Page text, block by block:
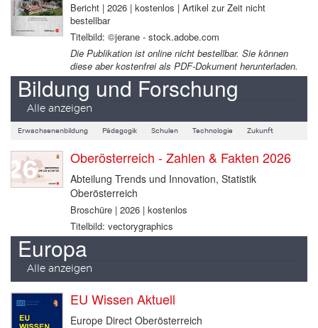
Bericht | 2026 | kostenlos | Artikel zur Zeit nicht
bestellbar
Titelbild: ©jerane - stock.adobe.com
Die Publikation ist online nicht bestellbar. Sie können
diese aber kostenfrei als PDF-Dokument herunterladen.
Bildung und Forschung
Alle anzeigen
Erwachsenenbildung Pädagogik Schulen Technologie Zukunft
Oberösterreich - Zahlen & Fakten 2026
Abteilung Trends und Innovation, Statistik
Oberösterreich
Broschüre | 2026 | kostenlos
Titelbild: vectorygraphics
Europa
Alle anzeigen
EU Wissen Aktuell
Europe Direct Oberösterreich